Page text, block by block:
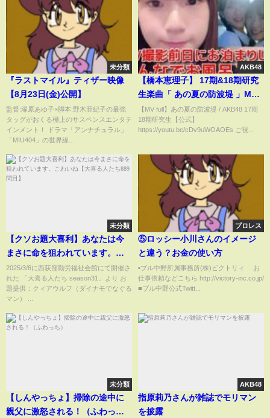
未分類
『ラストマイル』ティザー映像
【8月23日(金)公開】
監督:塚原あゆ子×脚本:野木亜紀子の最強
タッグがおくる極上のサスペンスエンタテ
インメント！ ドラマ「アンナチュラル」
「MIU404」の世界線...
AKB48
【橋本恵理子】 17期&18期研究
生楽曲「 あの夏の防波堤 」MV
の考察と撮影裏話を語る
【AKB48】
【MV full】あの夏の防波堤 / AKB48 17期
18期研究生【公式】
https://youtu.be/cDv9uWOAOEs ご視...
未分類
【クソお題大喜利】あなたは今
まさに命を狙われています。こ
わいね【大喜る人たち889問目】
2025/3/6に西荻窪勤労福祉会館にて開催さ
れた 「大喜る人たち season31」より お
題提供：クィアウルフ（ダイナモでなぐる
マン） ...
プロレス
⑤ロッシー小川さんのイメージ
と違う？お金の使い方
▪️ブル中野所属事務所(株)ビクトリィ お
仕事依頼などこちら http://victory-inc.co.jp/
■ブル中野公式Twitt...
未分類
【しんやっちょ】掃除の途中に
親父に激怒される！（ふわっ
AKB48
指原莉乃さんが雑誌でモリマン
を披露